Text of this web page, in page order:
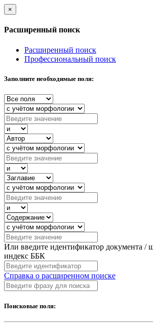
×
Расширенный поиск
Расширенный поиск
Профессиональный поиск
Заполните необходимые поля:
Или введите идентификатор документа /
индекс ББК
Справка о расширенном поиске
Поисковые поля: